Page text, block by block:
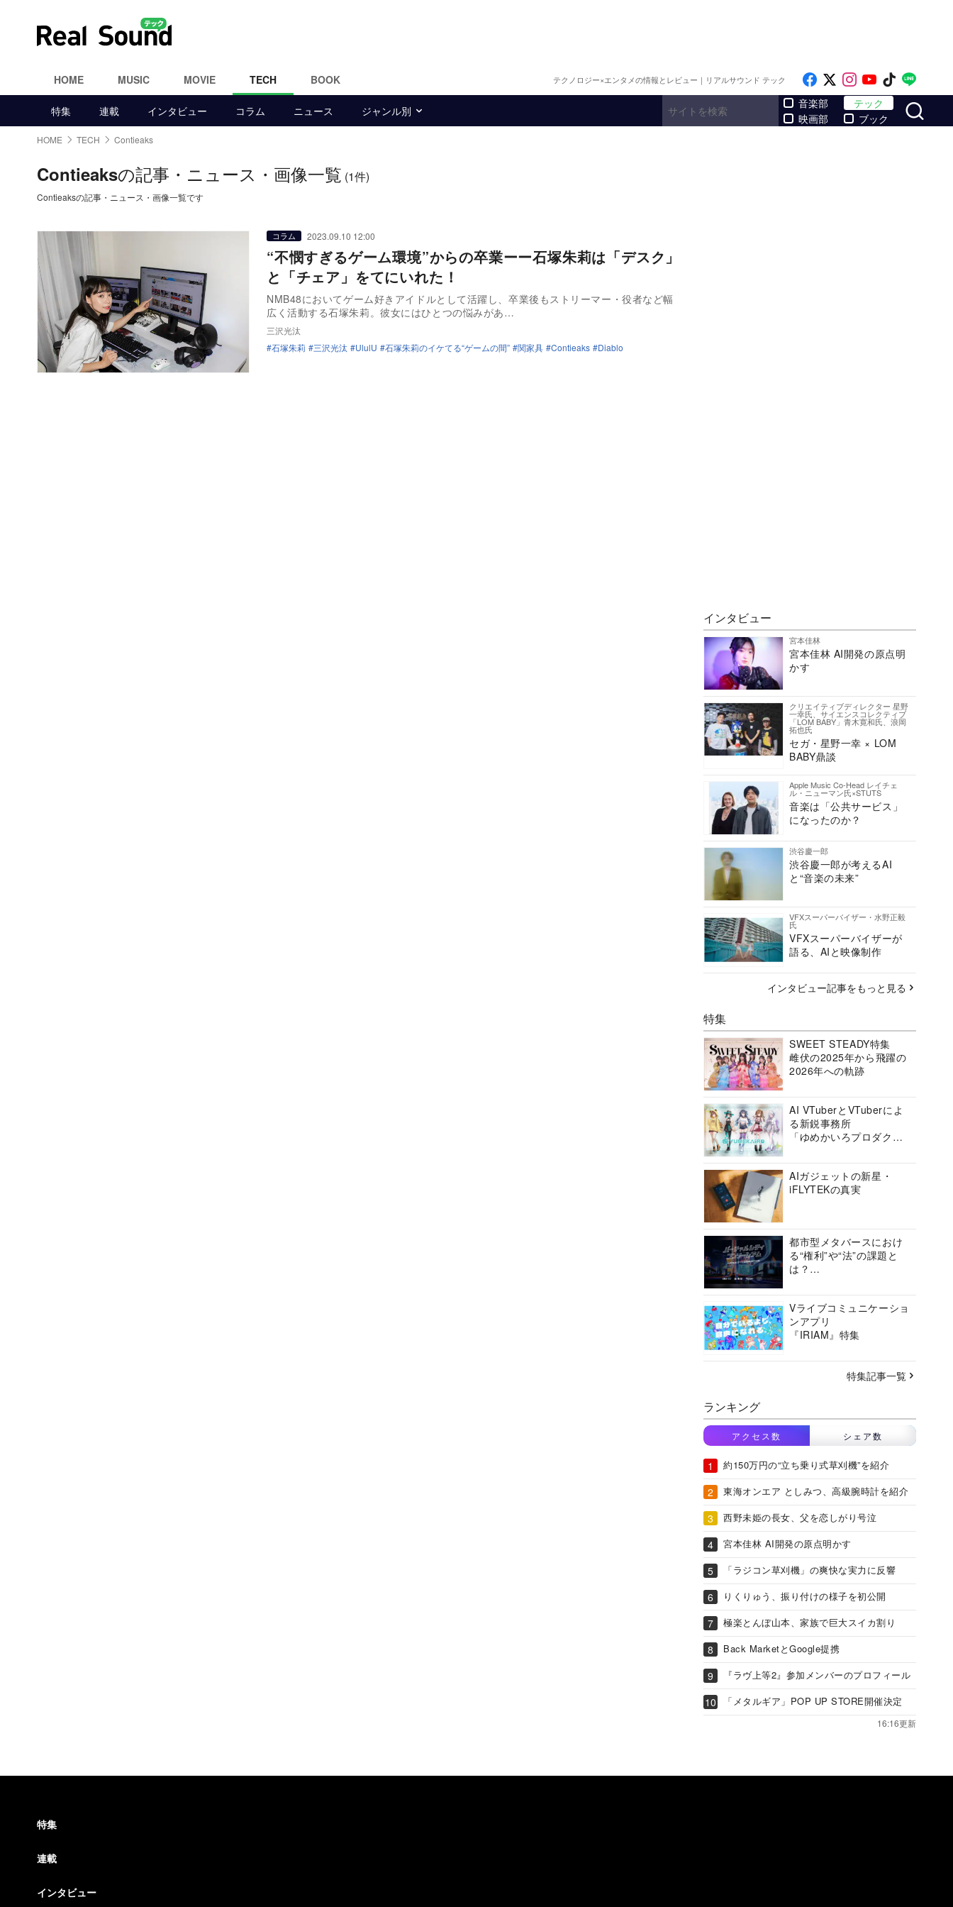
HOME MUSIC MOVIE TECH BOOK テクノロジー×エンタメの情報とレビュー｜リアルサウンド テック Like on Facebook
Follow on x
Follow on
Follow on
Follow
特集 連載 インタビュー コラム ニュース ジャンル別
音楽部
映画部
テック
ブック
HOME TECH Contieaks
Contieaksの記事・ニュース・画像一覧 (1件)
Contieaksの記事・ニュース・画像一覧です
コラム 2023.09.10 12:00
“不憫すぎるゲーム環境”からの卒業ーー石塚朱莉は「デスク」
と「チェア」をてにいれた！
NMB48においてゲーム好きアイドルとして活躍し、卒業後もストリーマー・役者など幅
広く活動する石塚朱莉。彼女にはひとつの悩みがあ…
三沢光汰
石塚朱莉
三沢光汰 UlulU 石塚朱莉のイケてる“ゲームの間” 関家具 Contieaks Diablo
インタビュー
宮本佳林
宮本佳林 AI開発の原点明
かす
クリエイティブディレクター 星野
一幸氏、サイエンスコレクティブ
「LOM BABY」青木寛和氏、浪岡
拓也氏
セガ・星野一幸 × LOM
BABY鼎談
Apple Music Co-Head レイチェ
ル・ニューマン氏×STUTS
音楽は「公共サービス」
になったのか？
渋谷慶一郎
渋谷慶一郎が考えるAI
と“音楽の未来”
VFXスーパーバイザー・水野正毅
氏
VFXスーパーバイザーが
語る、AIと映像制作
インタビュー記事をもっと見る
特集
SWEET STEADY特集
雌伏の2025年から飛躍の
2026年への軌跡
AI VTuberとVTuberによ
る新鋭事務所
「ゆめかいろプロダクシ
AIガジェットの新星・
iFLYTEKの真実
都市型メタバースにおけ
る“権利”や“法”の課題と
は？
ーシアムの挑戦に迫る
Vライブコミュニケーショ
ンアプリ
『IRIAM』特集
特集記事一覧
ランキング
アクセス数 シェア数
約150万円の“立ち乗り式草刈機”を紹介
東海オンエア としみつ、高級腕時計を紹介
西野未姫の長女、父を恋しがり号泣
宮本佳林 AI開発の原点明かす
「ラジコン草刈機」の爽快な実力に反響
りくりゅう、振り付けの様子を初公開
極楽とんぼ山本、家族で巨大スイカ割り
Back MarketとGoogle提携
『ラヴ上等2』参加メンバーのプロフィール
「メタルギア」POP UP STORE開催決定
16:16更新
特集
連載
インタビュー